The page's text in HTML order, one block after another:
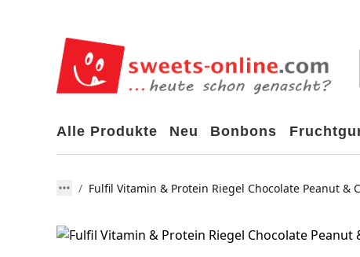
Alle Produkte Neu Bonbons
Fulfil Vitamin & Protein Riegel Chocolate Peanut &